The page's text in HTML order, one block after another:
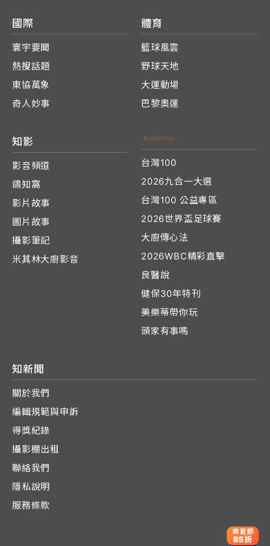
國際
寰宇要聞
熱搜話題
東協萬象
奇人妙事
體育
籃球風雲
野球天地
大運動場
巴黎奧運
知影
影音頻道
鴿知窩
影片故事
圖片故事
攝影筆記
米其林大廚影音
台灣100
2026九合一大選
台灣100 公益專區
2026世界盃足球賽
大廚傳心法
2026WBC精彩直擊
良醫說
健保30年特刊
美樂蒂帶你玩
頭家有事嗎
知新聞
關於我們
編輯規範與申訴
得獎紀錄
攝影棚出租
聯絡我們
隱私說明
服務條款
爽夏節
85折